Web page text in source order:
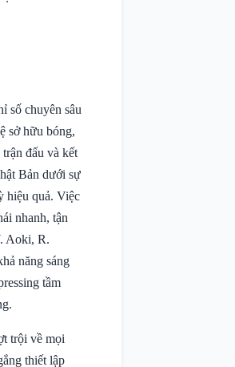
số chuyên sâu
sở hữu bóng,
đấu và kết
Bản dưới sự
hiệu quả. Việc
nhanh, tận
Aoki, R.
năng sáng
tầm
trội về mọi
thiết lập